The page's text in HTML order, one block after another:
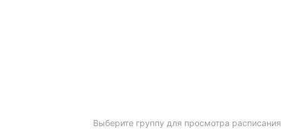
Выберите группу для просмотра расписания